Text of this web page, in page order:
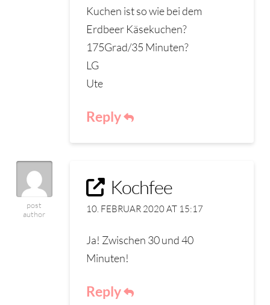
Kuchen ist so wie bei dem
Erdbeer Käsekuchen?
175Grad/35 Minuten?
LG
Ute
Reply
post
author
Kochfee
10. FEBRUAR 2020 AT 15:17
Ja! Zwischen 30 und 40
Minuten!
Reply